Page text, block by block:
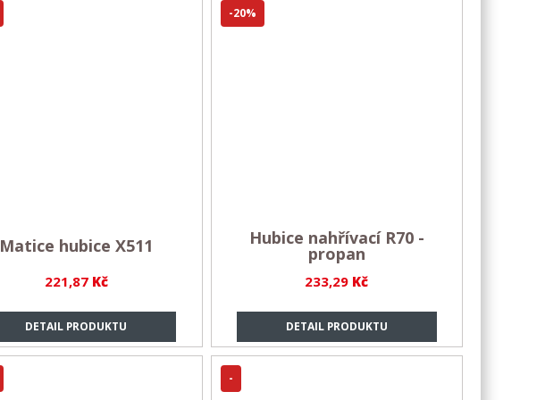
221,87 Kč
DETAIL PRODUKTU
Matice hubice X511
233,29 Kč
DETAIL PRODUKTU
Hubice nahřívací R70 -
propan
-20%
-